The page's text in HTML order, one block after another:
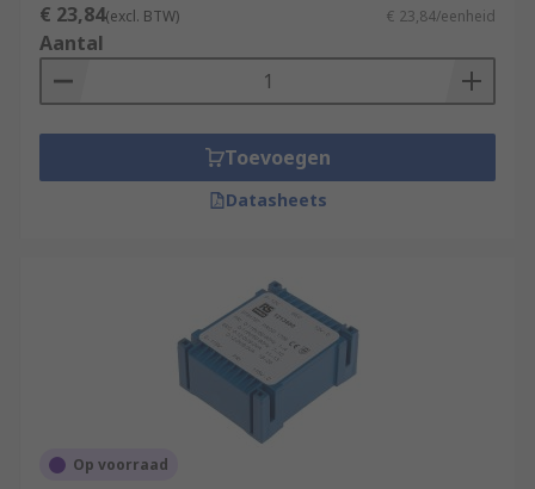
€ 23,84(excl. BTW) € 23,84/eenheid
Aantal
Toevoegen
Datasheets
Op voorraad